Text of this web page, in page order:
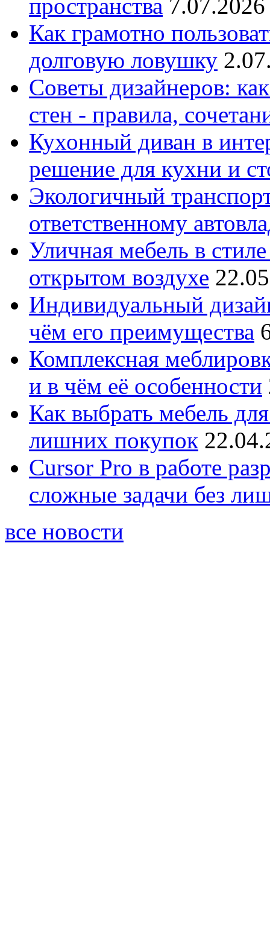
пространства
Как грамотно
долговую ловушку
Советы дизайнеров:
стен - правила,
Кухонный диван в
решение для кухни и
Экологичный
ответственному
Уличная мебель в
открытом воздухе
Индивидуальный
чём его преимущества
Комплексная
и в чём её особенности
Как выбрать мебель
лишних покупок
Cursor Pro в работе
сложные задачи без
все новости